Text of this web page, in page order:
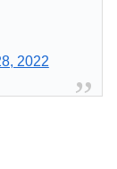
2022